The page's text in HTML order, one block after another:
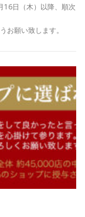
16日（木）以降、順次
お願い致します。